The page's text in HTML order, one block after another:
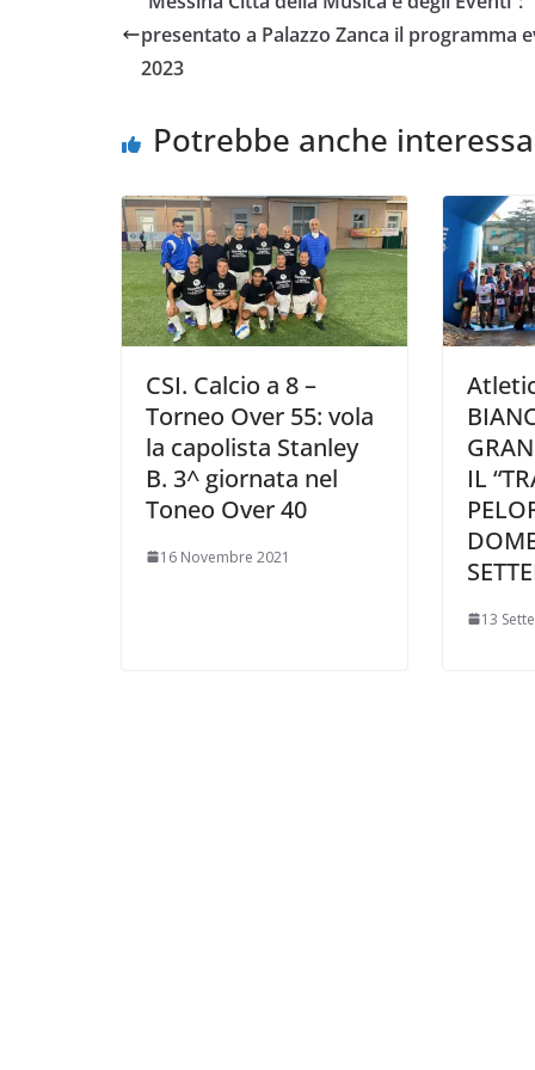
k
s
presentato a Palazzo Zanca il programma
2023
Potrebbe anche
CSI. Calcio a 8 –
Torneo Over 55: vola
la capolista Stanley
B. 3^ giornata nel
Toneo Over 40
16 Novembre 2021
IL
13